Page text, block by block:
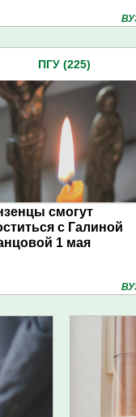
ПГУ (225)
смогут
с Галиной
1 мая